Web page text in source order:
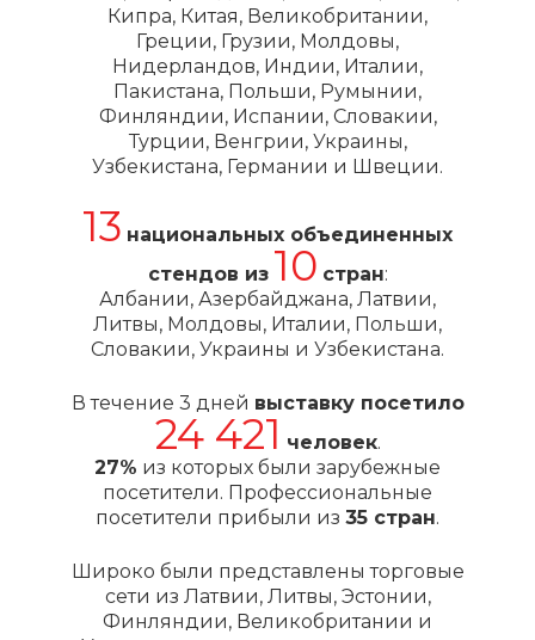
Кипра, Китая, Великобритании,
Греции, Грузии, Молдовы,
Нидерландов, Индии, Италии,
Пакистана, Польши, Румынии,
Финляндии, Испании, Словакии,
Турции, Венгрии, Украины,
Узбекистана, Германии и Швеции.
13 национальных объединенных
стендов из 10 стран:
Албании, Азербайджана, Латвии,
Литвы, Молдовы, Италии, Польши,
Словакии, Украины и Узбекистана.
В течение 3 дней выставку посетило
24 421 человек.
27% из которых были зарубежные
посетители. Профессиональные
посетители прибыли из 35 стран.
Широко были представлены торговые
сети из Латвии, Литвы, Эстонии,
Финляндии, Великобритании и